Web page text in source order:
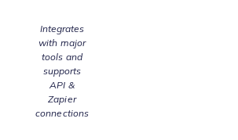
Integrates
with major
tools and
supports
API &
Zapier
connections